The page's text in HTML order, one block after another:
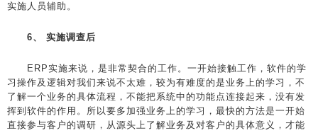
实施人员辅助。
6、 实施调查后
ERP实施来说，是非常契合的工作。一开始接触工作，软件的学
习操作及逻辑对我们来说不太难，较为有难度的是业务上的学习，不
了解一个业务的具体流程，不能把系统中的功能点连接起来，没有发
挥到软件的作用。所以要多加强业务上的学习，最快的方法是一开始
直接参与客户的调研，从源头上了解业务及对客户的具体意义，才能